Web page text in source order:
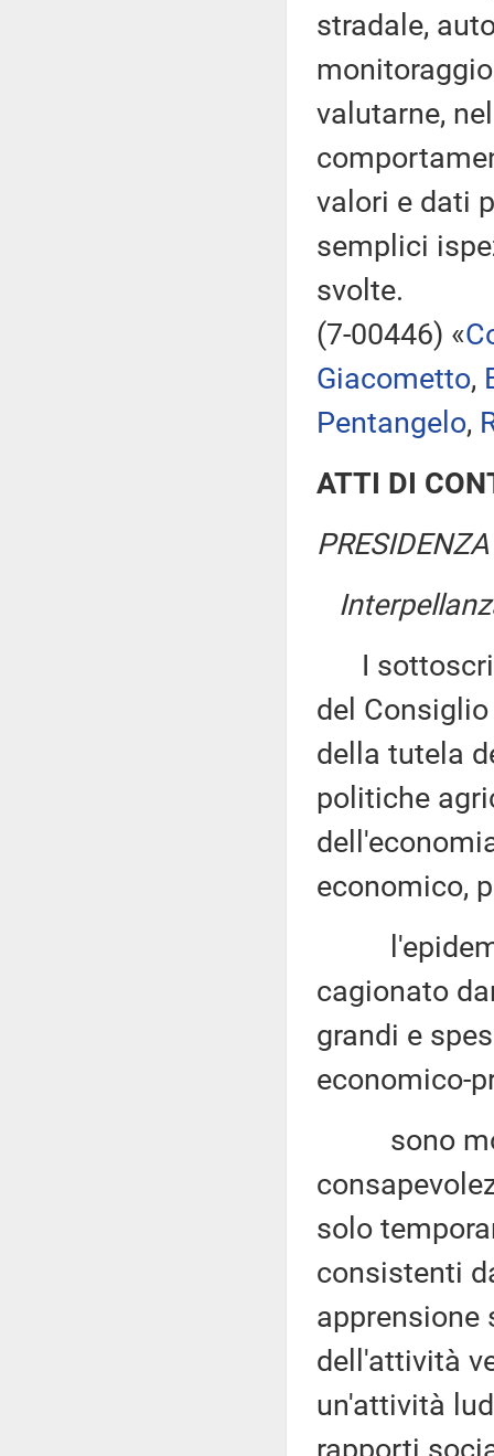
stradale,
valutarne,
valori e dati
semplici
svolte.
(7-00446) «
Giacometto,
Pentangelo,
ATTI DI
I
del
della tutela
politiche
economico,
l'epidemia
cagionato
grandi e
economico-
sono
solo
consistenti
dell'attività
un'attività